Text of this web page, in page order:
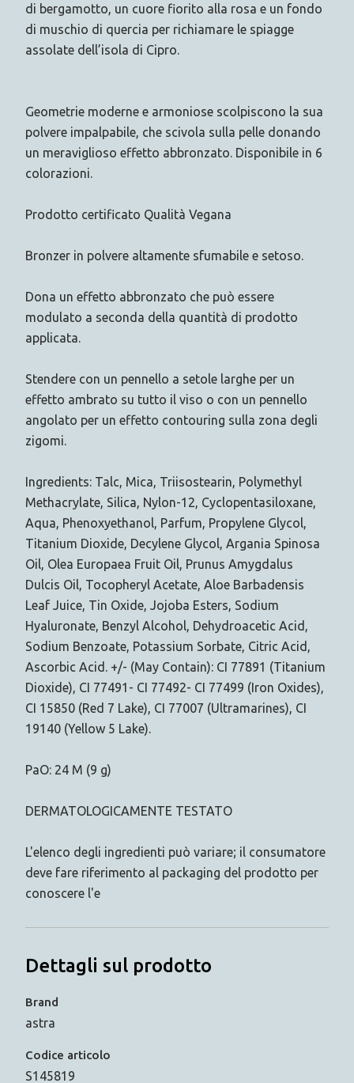
di bergamotto, un cuore fiorito alla rosa e un fondo
di muschio di quercia per richiamare le spiagge
assolate dell’isola di Cipro.
Geometrie moderne e armoniose scolpiscono la sua
polvere impalpabile, che scivola sulla pelle donando
un meraviglioso effetto abbronzato. Disponibile in 6
colorazioni.
Prodotto certificato Qualità Vegana
Bronzer in polvere altamente sfumabile e setoso.
Dona un effetto abbronzato che può essere
modulato a seconda della quantità di prodotto
applicata.
Stendere con un pennello a setole larghe per un
effetto ambrato su tutto il viso o con un pennello
angolato per un effetto contouring sulla zona degli
zigomi.
Ingredients: Talc, Mica, Triisostearin, Polymethyl
Methacrylate, Silica, Nylon-12, Cyclopentasiloxane,
Aqua, Phenoxyethanol, Parfum, Propylene Glycol,
Titanium Dioxide, Decylene Glycol, Argania Spinosa
Oil, Olea Europaea Fruit Oil, Prunus Amygdalus
Dulcis Oil, Tocopheryl Acetate, Aloe Barbadensis
Leaf Juice, Tin Oxide, Jojoba Esters, Sodium
Hyaluronate, Benzyl Alcohol, Dehydroacetic Acid,
Sodium Benzoate, Potassium Sorbate, Citric Acid,
Ascorbic Acid. +/- (May Contain): CI 77891 (Titanium
Dioxide), CI 77491- CI 77492- CI 77499 (Iron Oxides),
CI 15850 (Red 7 Lake), CI 77007 (Ultramarines), CI
19140 (Yellow 5 Lake).
PaO: 24 M (9 g)
DERMATOLOGICAMENTE TESTATO
L'elenco degli ingredienti può variare; il consumatore
deve fare riferimento al packaging del prodotto per
conoscere l'e
Dettagli sul prodotto
Brand
astra
Codice articolo
S145819